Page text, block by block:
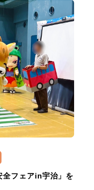
全フェアin宇治」を